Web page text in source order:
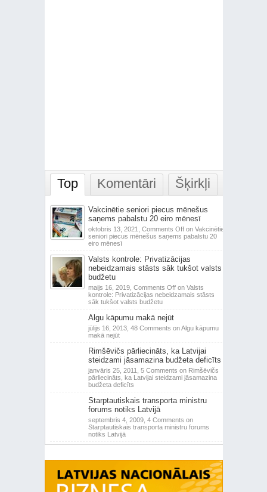
Top Komentāri Šķirkļi
Vakcinētie seniori piecus mēnešus
saņems pabalstu 20 eiro mēnesī
oktobris 13, 2021, Comments Offon Vakcinētie
seniori piecus mēnešus saņems pabalstu 20
eiro mēnesī
Valsts kontrole: Privatizācijas
nebeidzamais stāsts sāk tukšot valsts
budžetu
maijs 16, 2019, Comments Offon Valsts
kontrole: Privatizācijas nebeidzamais stāsts
sāk tukšot valsts budžetu
Algu kāpumu makā nejūt
jūlijs 16, 2013, 48 Comments on Algu kāpumu
makā nejūt
Rimšēvičs pārliecināts, ka Latvijai
steidzami jāsamazina budžeta deficīts
janvāris 25, 2011, 5 Comments on Rimšēvičs
pārliecināts, ka Latvijai steidzami jāsamazina
budžeta deficīts
Starptautiskais transporta ministru
forums notiks Latvijā
septembris 4, 2009, 4 Comments on
Starptautiskais transporta ministru forums
notiks Latvijā